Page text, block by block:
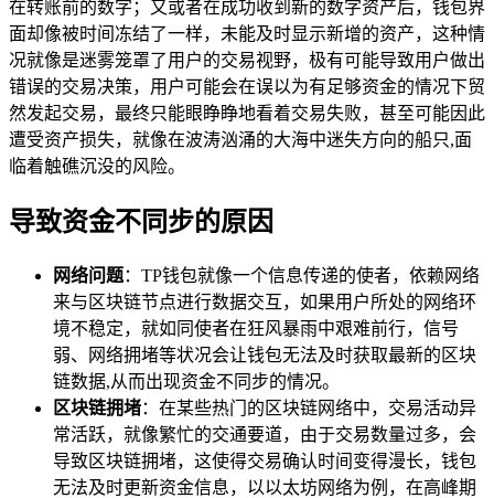
在转账前的数字；又或者在成功收到新的数字资产后，钱包界
面却像被时间冻结了一样，未能及时显示新增的资产，这种情
况就像是迷雾笼罩了用户的交易视野，极有可能导致用户做出
错误的交易决策，用户可能会在误以为有足够资金的情况下贸
然发起交易，最终只能眼睁睁地看着交易失败，甚至可能因此
遭受资产损失，就像在波涛汹涌的大海中迷失方向的船只,面
临着触礁沉没的风险。
导致资金不同步的原因
网络问题：TP钱包就像一个信息传递的使者，依赖网络
来与区块链节点进行数据交互，如果用户所处的网络环
境不稳定，就如同使者在狂风暴雨中艰难前行，信号
弱、网络拥堵等状况会让钱包无法及时获取最新的区块
链数据,从而出现资金不同步的情况。
区块链拥堵：在某些热门的区块链网络中，交易活动异
常活跃，就像繁忙的交通要道，由于交易数量过多，会
导致区块链拥堵，这使得交易确认时间变得漫长，钱包
无法及时更新资金信息，以以太坊网络为例，在高峰期